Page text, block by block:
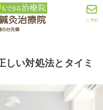
ご予約
しい対処法とタイミ